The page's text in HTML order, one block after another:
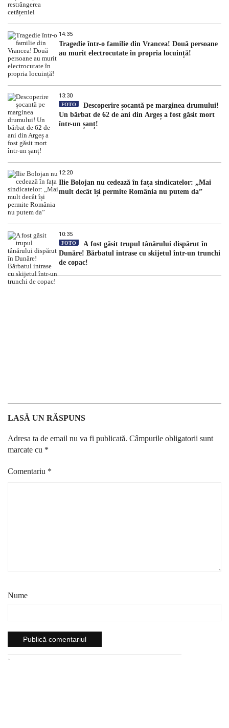
14:35
Tragedie într-o familie din Vrancea! Două persoane
au murit electrocutate în propria locuință!
13:30
FOTO
Descoperire șocantă pe marginea drumului!
Un bărbat de 62 de ani din Argeș a fost găsit mort
într-un șanț!
12:20
Ilie Bolojan nu cedează în fața sindicatelor: „Mai
mult decât își permite România nu putem da”
10:35
FOTO
A fost găsit trupul tânărului dispărut în
Dunăre! Bărbatul intrase cu skijetul într-un trunchi
de copac!
LASĂ UN RĂSPUNS
Adresa ta de email nu va fi publicată. Câmpurile obligatorii sunt
marcate cu *
Comentariu *
Nume
`